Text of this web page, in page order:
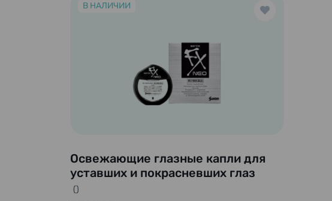
В НАЛИЧИИ
Освежающие глазные капли для
уставших и покрасневших глаз
«Sante FX NEO» Santen, 12 мл
()